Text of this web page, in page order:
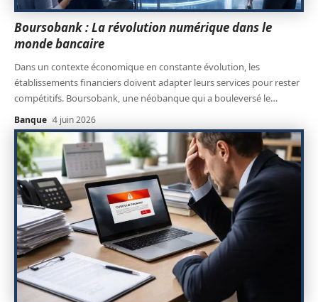
Boursobank : La révolution numérique dans le
monde bancaire
Dans un contexte économique en constante évolution, les
établissements financiers doivent adapter leurs services pour rester
compétitifs. Boursobank, une néobanque qui a bouleversé le…
Banque 4 juin 2026